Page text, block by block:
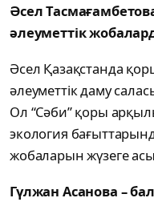
Әсел
әлеуметтік
Әсел Қазақстанда
әлеуметтік даму
Ол “Сәби” қоры
экология
жобаларын жүзеге
Гүлжан Асанова –